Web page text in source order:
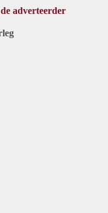
adverteerder